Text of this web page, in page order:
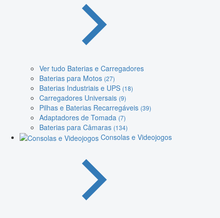
Ver tudo Baterias e Carregadores
Baterias para Motos (27)
Baterias Industriais e UPS (18)
Carregadores Universais (9)
Pilhas e Baterias Recarregáveis (39)
Adaptadores de Tomada (7)
Baterias para Câmaras (134)
Consolas e Videojogos